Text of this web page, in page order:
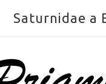
Saturnidae a